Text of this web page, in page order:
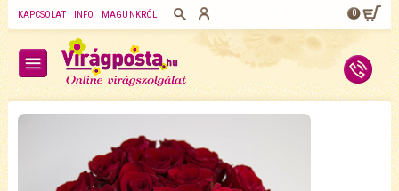
KAPCSOLAT INFO MAGUNKRÓL 0